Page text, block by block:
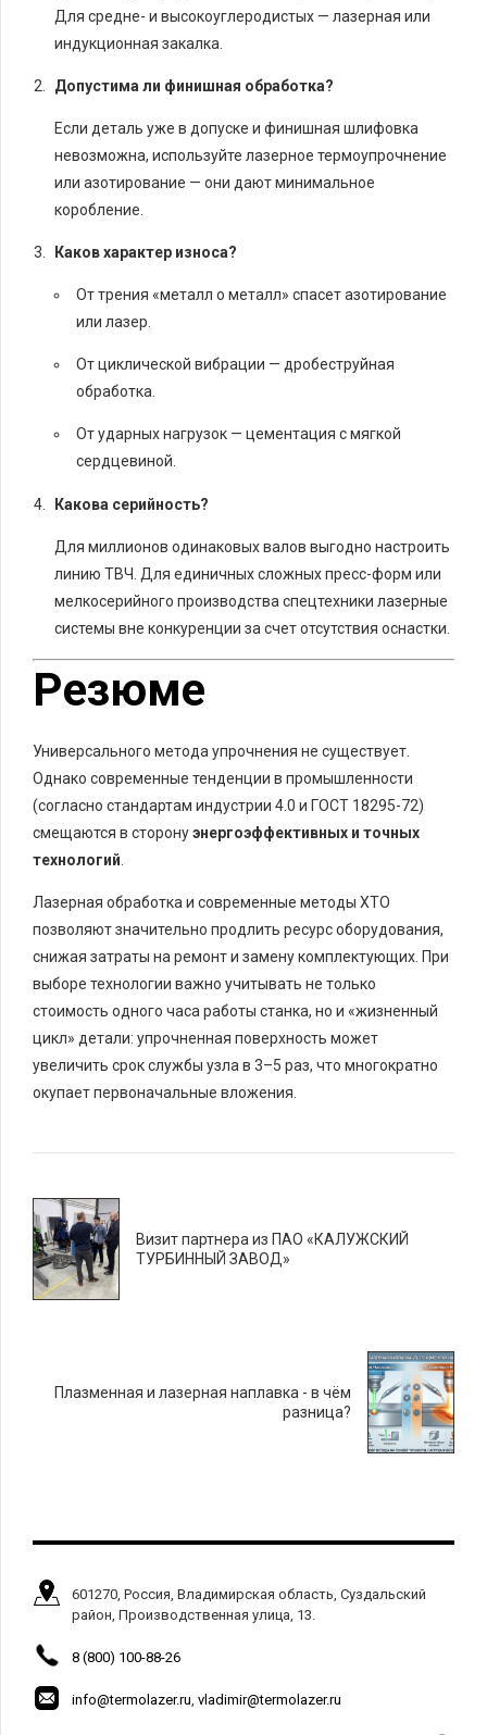
Для средне- и высокоуглеродистых — лазерная или
индукционная закалка.
Допустима ли финишная обработка?
Если деталь уже в допуске и финишная шлифовка
невозможна, используйте лазерное термоупрочнение
или азотирование — они дают минимальное
коробление.
Каков характер износа?
От трения «металл о металл» спасет азотирование
или лазер.
От циклической вибрации — дробеструйная
обработка.
От ударных нагрузок — цементация с мягкой
сердцевиной.
Какова серийность?
Для миллионов одинаковых валов выгодно настроить
линию ТВЧ. Для единичных сложных пресс-форм или
мелкосерийного производства спецтехники лазерные
системы вне конкуренции за счет отсутствия оснастки.
Резюме
Универсального метода упрочнения не существует.
Однако современные тенденции в промышленности
(согласно стандартам индустрии 4.0 и ГОСТ 18295-72)
смещаются в сторонуэнергоэффективных и точных
технологий
Лазерная обработка и современные методы ХТО
позволяют значительно продлить ресурс оборудования,
снижая затраты на ремонт и замену комплектующих. При
выборе технологии важно учитывать не только
стоимость одного часа работы станка, но и «жизненный
цикл» детали: упрочненная поверхность может
увеличить срок службы узла в 3–5 раз, что многократно
окупает первоначальные вложения.
Визит партнера из ПАО «КАЛУЖСКИЙ
ТУРБИННЫЙ ЗАВОД»
Плазменная и лазерная наплавка - в чём
разница?
601270, Россия, Владимирская область, Суздальский
район, Производственная улица, 13.
8 (800) 100-88-26
info@termolazer.ru vladimir@termolazer.ru